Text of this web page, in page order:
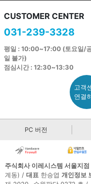
CUSTOMER CENTER
031-239-3328
평일 : 10:00~17:00 (토요일/
일 불가)
점심시간 : 12:30~13:30
고객
연결
PC 버전
주식회사 이레시스템 서울지점
계동) / 대표 한승엽 개인정보